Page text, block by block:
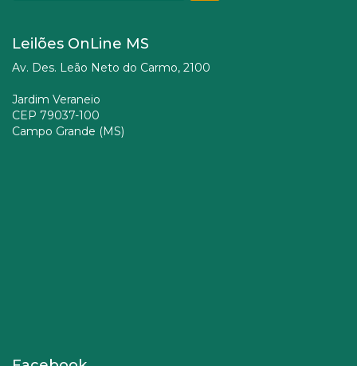
Leilões OnLine MS
Av. Des. Leão Neto do Carmo, 2100
Jardim Veraneio
CEP 79037-100
Campo Grande (MS)